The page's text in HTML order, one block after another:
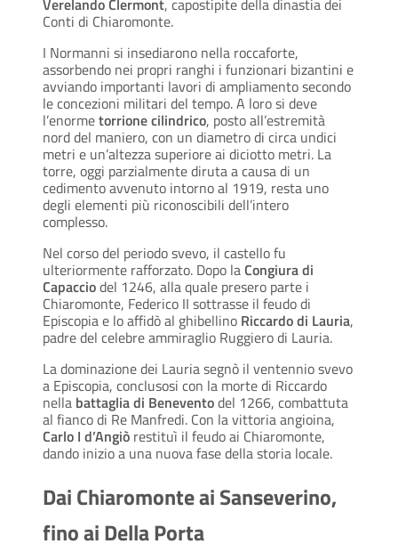
Verelando Clermont, capostipite della dinastia dei
Conti di Chiaromonte.
I Normanni si insediarono nella roccaforte,
assorbendo nei propri ranghi i funzionari bizantini e
avviando importanti lavori di ampliamento secondo
le concezioni militari del tempo. A loro si deve
l’enormetorrione cilindrico, posto all’estremità
nord del maniero, con un diametro di circa undici
metri e un’altezza superiore ai diciotto metri. La
torre, oggi parzialmente diruta a causa di un
cedimento avvenuto intorno al 1919, resta uno
degli elementi più riconoscibili dell’intero
complesso.
Nel corso del periodo svevo, il castello fu
ulteriormente rafforzato. Dopo laCongiura di
Capacciodel 1246, alla quale presero parte i
Chiaromonte, Federico II sottrasse il feudo di
Episcopia e lo affidò al ghibellino Riccardo di Lauria,
padre del celebre ammiraglio Ruggiero di Lauria.
La dominazione dei Lauria segnò il ventennio svevo
a Episcopia, conclusosi con la morte di Riccardo
nella battaglia di Beneventodel 1266, combattuta
al fianco di Re Manfredi. Con la vittoria angioina,
Carlo I d’Angiò restituì il feudo ai Chiaromonte,
dando inizio a una nuova fase della storia locale.
Dai Chiaromonte ai Sanseverino,
fino ai Della Porta